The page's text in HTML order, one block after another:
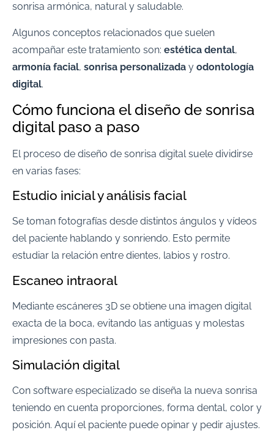
sonrisa armónica, natural y saludable.
Algunos conceptos relacionados que suelen
acompañar este tratamiento son: estética dental,
armonía facial, sonrisa personalizada y odontología
digital.
Cómo funciona el diseño de sonrisa
digital paso a paso
El proceso de diseño de sonrisa digital suele dividirse
en varias fases:
Estudio inicial y análisis facial
Se toman fotografías desde distintos ángulos y vídeos
del paciente hablando y sonriendo. Esto permite
estudiar la relación entre dientes, labios y rostro.
Escaneo intraoral
Mediante escáneres 3D se obtiene una imagen digital
exacta de la boca, evitando las antiguas y molestas
impresiones con pasta.
Simulación digital
Con software especializado se diseña la nueva sonrisa
teniendo en cuenta proporciones, forma dental, color y
posición. Aquí el paciente puede opinar y pedir ajustes.